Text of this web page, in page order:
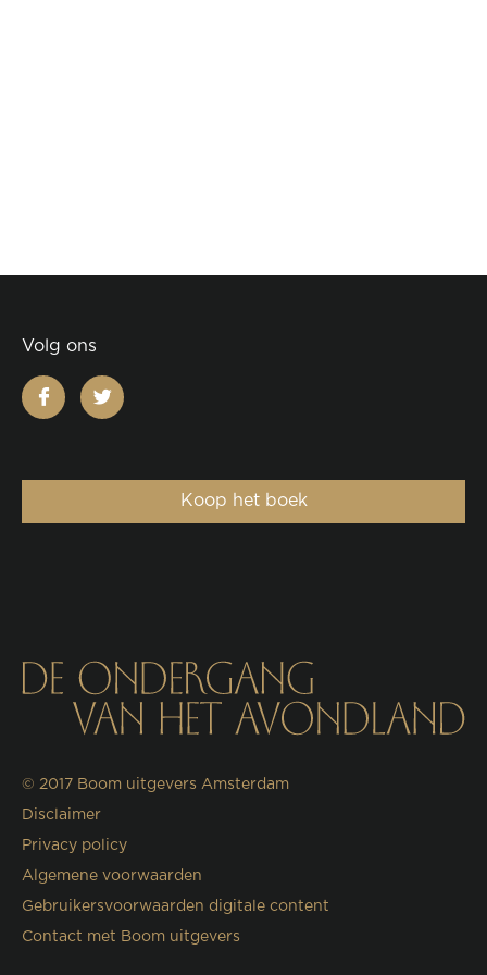
Volg ons
facebooktwitter
Koop het boek
© 2017 Boom uitgevers Amsterdam
Disclaimer
Privacy policy
Algemene voorwaarden
Gebruikersvoorwaarden digitale content
Contact met Boom uitgevers